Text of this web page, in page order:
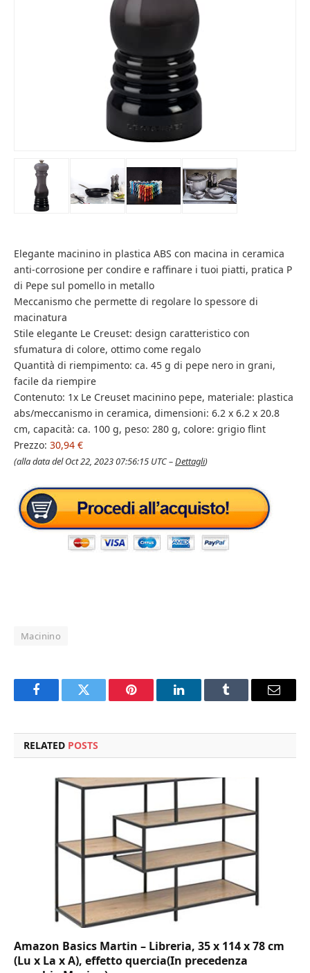
Elegante macinino in plastica ABS con macina in ceramica
anti-corrosione per condire e raffinare i tuoi piatti, pratica P
di Pepe sul pomello in metallo
Meccanismo che permette di regolare lo spessore di
macinatura
Stile elegante Le Creuset: design caratteristico con
sfumatura di colore, ottimo come regalo
Quantità di riempimento: ca. 45 g di pepe nero in grani,
facile da riempire
Contenuto: 1x Le Creuset macinino pepe, materiale: plastica
abs/meccanismo in ceramica, dimensioni: 6.2 x 6.2 x 20.8
cm, capacità: ca. 100 g, peso: 280 g, colore: grigio flint
Prezzo: 30,94 €
(alla data del Oct 22, 2023 07:56:15 UTC –Dettagli)
Macinino
FacebookTwitter Pinterest LinkedInTumblr Email
RELATED POSTS
Amazon Basics Martin – Libreria, 35 x 114 x 78 cm
(Lu x La x A), effetto quercia(In precedenza